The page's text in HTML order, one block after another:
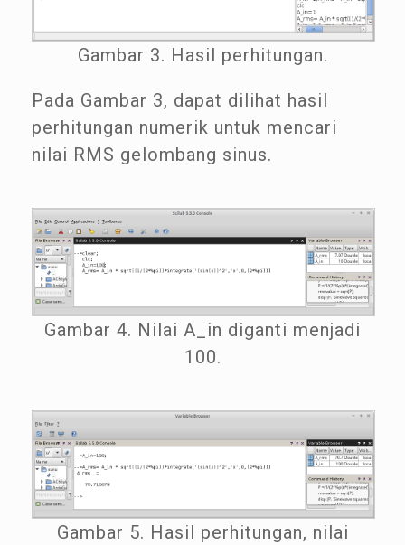
Gambar 3. Hasil perhitungan.
Pada Gambar 3, dapat dilihat hasil
perhitungan numerik untuk mencari
nilai RMS gelombang sinus.
Gambar 4. Nilai A_in diganti menjadi
100.
Gambar 5. Hasil perhitungan, nilai